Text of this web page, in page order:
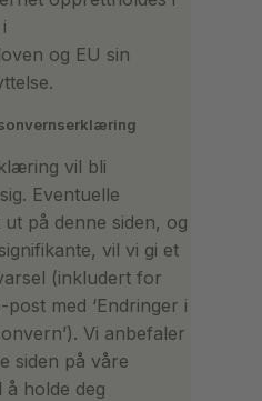
og EU sin
vil bli
Eventuelle
på denne siden, og
vil vi gi et
(inkludert for
med ‘Endringer i
Vi anbefaler
siden på våre
å holde deg